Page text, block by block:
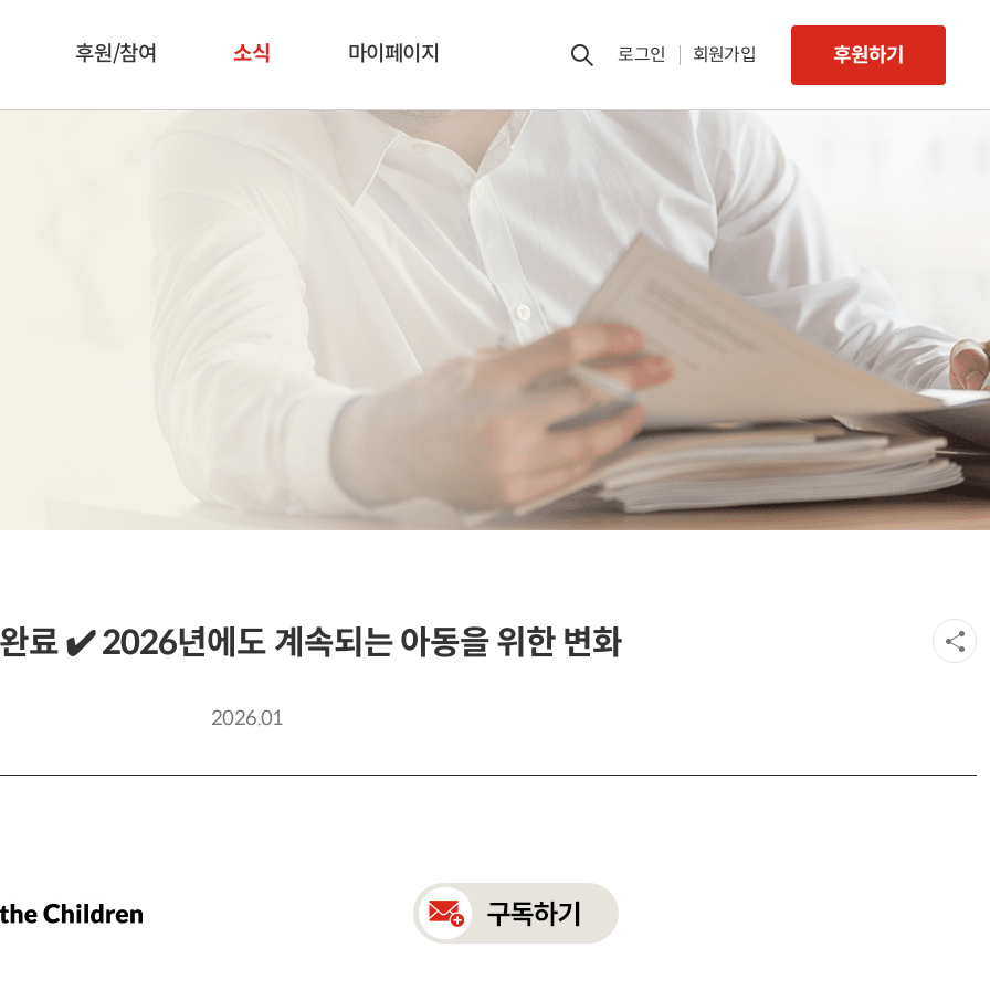
후원/참여 소식 마이페이지 로그인 회원가입 후원하기
료 ✔️ 2026년에도 계속되는 아동을 위한 변화
2026.01